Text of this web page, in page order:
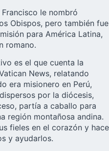
le nombró
Obispos, pero también fue
para América Latina,
romano.
es el que cuenta la
News, relatando
era misionero en Perú,
por la diócesis,
partía a caballo para
región montañosa andina.
fieles en el corazón y hace
y ayudarlos.